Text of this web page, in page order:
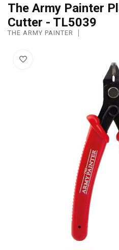
The Army Painter
Cutter - TL5039
THE ARMY PAINTER